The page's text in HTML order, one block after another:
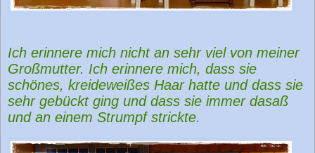
Ich erinnere mich nicht an sehr viel von meiner
Großmutter. Ich erinnere mich, dass sie
schönes, kreideweißes Haar hatte und dass sie
sehr gebückt ging und dass sie immer dasaß
und an einem Strumpf strickte.